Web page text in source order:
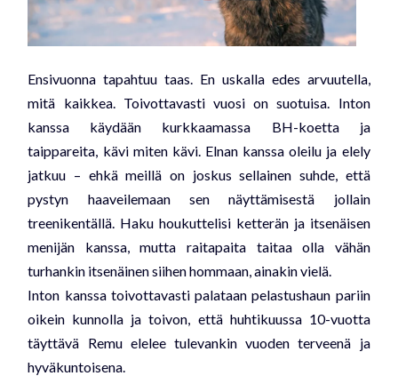
Ensivuonna tapahtuu taas. En uskalla edes arvuutella,
mitä kaikkea. Toivottavasti vuosi on suotuisa. Inton
kanssa käydään kurkkaamassa BH-koetta ja
taippareita, kävi miten kävi. Elnan kanssa oleilu ja elely
jatkuu – ehkä meillä on joskus sellainen suhde, että
pystyn haaveilemaan sen näyttämisestä jollain
treenikentällä. Haku houkuttelisi ketterän ja itsenäisen
menijän kanssa, mutta raitapaita taitaa olla vähän
turhankin itsenäinen siihen hommaan, ainakin vielä.
Inton kanssa toivottavasti palataan pelastushaun pariin
oikein kunnolla ja toivon, että huhtikuussa 10-vuotta
täyttävä Remu elelee tulevankin vuoden terveenä ja
hyväkuntoisena.